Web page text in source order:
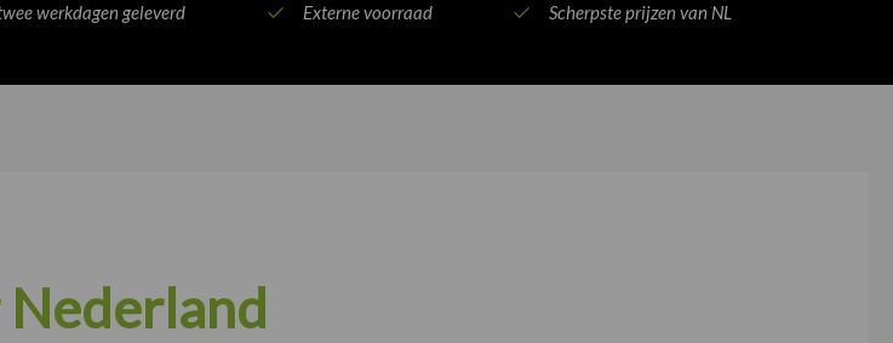
werkdagen geleverd Externe voorraad Scherpste prijzen van NL
Nederland